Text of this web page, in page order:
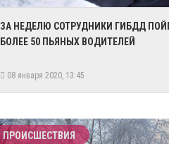
ЗА НЕДЕЛЮ СОТРУДНИКИ ГИБДД
БОЛЕЕ 50 ПЬЯНЫХ ВОДИТЕЛЕЙ
08 января 2020, 13:45
ПРОИСШЕСТВИЯ